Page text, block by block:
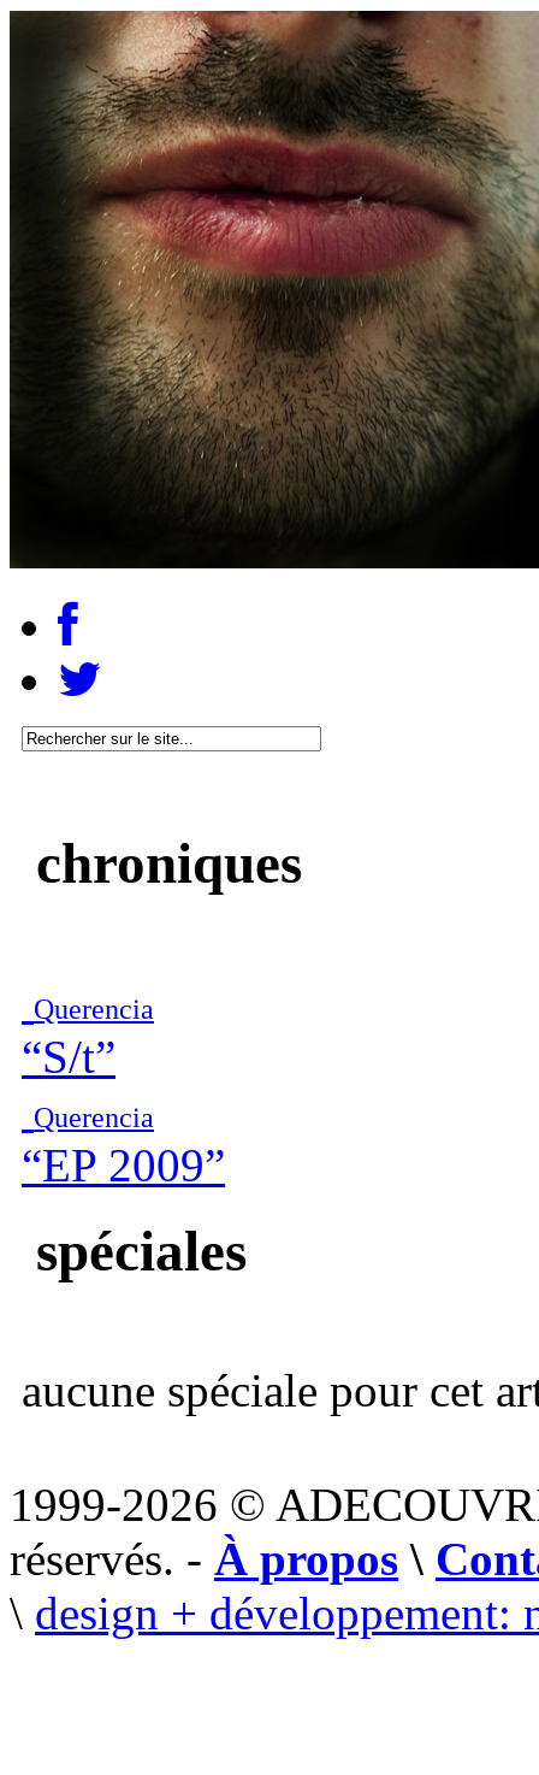
chroniques
Querencia
“S/t”
Querencia
“EP 2009”
spéciales
aucune spéciale pour cet
1999-2026 ©
réservés. - À propos \
\ design + développement: